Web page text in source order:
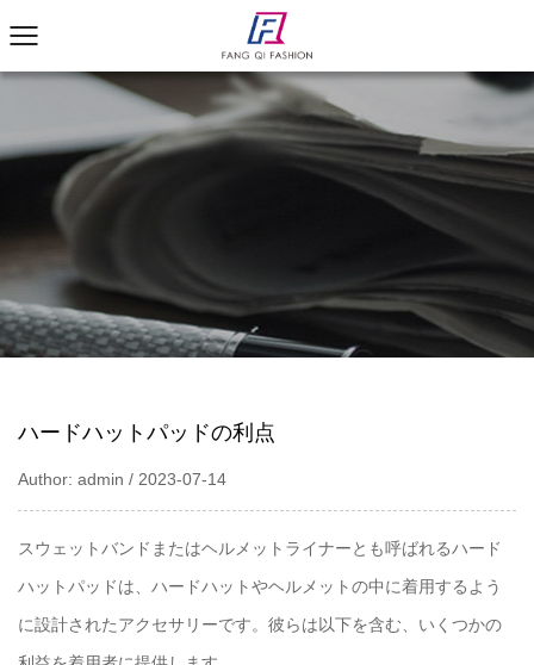
ハードハットパッドの利点
Author: admin / 2023-07-14
スウェットバンドまたはヘルメットライナーとも呼ばれるハード
ハットパッドは、ハードハットやヘルメットの中に着用するよう
に設計されたアクセサリーです。彼らは以下を含む、いくつかの